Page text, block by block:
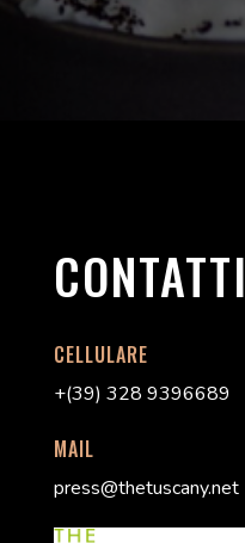
CONTATTI
CELLULARE
+(39) 328 9396689
MAIL
press@thetuscany.net